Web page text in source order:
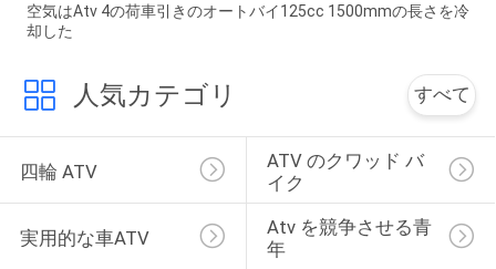
空気はAtv 4の荷車引きのオートバイ125cc 1500mmの長さを冷
却した
人気カテゴリ すべて
四輪 ATV
ATV のクワッド バ
イク
実用的な車ATV
Atv を競争させる青
年